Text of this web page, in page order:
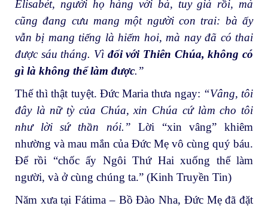
Êlisabét, người họ hàng với bà, tuy già rồi, mà
cũng đang cưu mang một người con trai: bà ấy
vẫn bị mang tiếng là hiếm hoi, mà nay đã có thai
được sáu tháng. Vì đối với Thiên Chúa, không có
gì là không thể làm được.”
Thế thì thật tuyệt. Đức Maria thưa ngay: “Vâng, tôi
đây là nữ tỳ của Chúa, xin Chúa cứ làm cho tôi
như lời sứ thần nói.” Lời “xin vâng” khiêm
nhường và mau mắn của Đức Mẹ vô cùng quý báu.
Để rồi “chốc ấy Ngôi Thứ Hai xuống thế làm
người, và ở cùng chúng ta.” (Kinh Truyền Tin)
Năm xưa tại Fátima – Bồ Đào Nha, Đức Mẹ đã đặt